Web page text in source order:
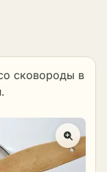
сковороды в